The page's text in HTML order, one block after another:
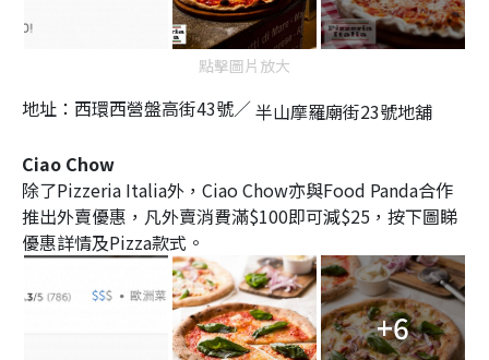
點擊圖片放大
地址： 西環西營盤高街43號／半山摩羅廟街23號地舖
Ciao Chow
除了Pizzeria Italia外，Ciao Chow亦與Food Panda合作
推出外賣優惠，凡外賣消費滿$100即可減$25，按下圖睇
優惠詳情及Pizza款式。
+6